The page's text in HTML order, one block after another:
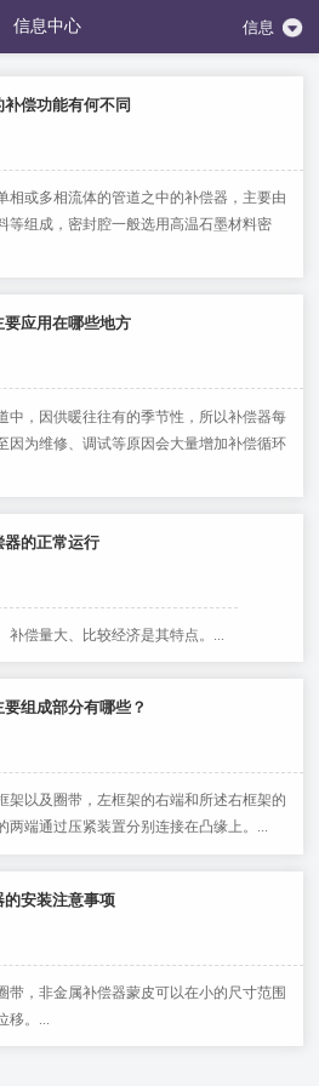
信息中心 信息
偿功能有何不同
相或多相流体的管道之中的补偿器，主要由
等组成，密封腔一般选用高温石墨材料密
应用在哪些地方
中，因供暖往往有的季节性，所以补偿器每
因为维修、调试等原因会大量增加补偿循环
器的正常运行
补偿量大、比较经济是其特点。...
组成部分有哪些？
架以及圈带，左框架的右端和所述右框架的
两端通过压紧装置分别连接在凸缘上。...
安装注意事项
带，非金属补偿器蒙皮可以在小的尺寸范围
。...